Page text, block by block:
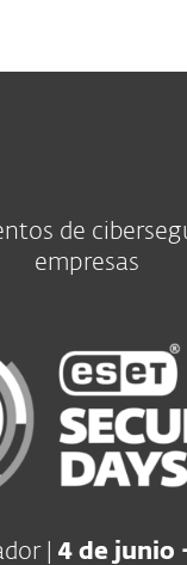
de
empresas
| 4 de junio